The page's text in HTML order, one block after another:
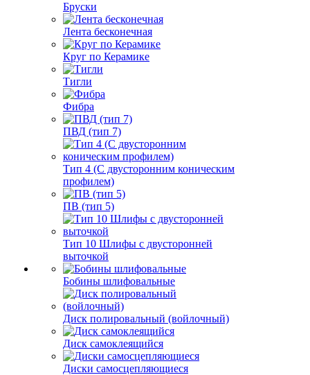
Бруски
Лента бесконечная
Круг по Керамике
Тигли
Фибра
ПВД (тип 7)
Тип 4 (С двусторонним коническим
профилем)
ПВ (тип 5)
Тип 10 Шлифы с двусторонней
выточкой
Бобины шлифовальные
Диск полировальный (войлочный)
Диск самоклеящийся
Диски самосцепляющиеся